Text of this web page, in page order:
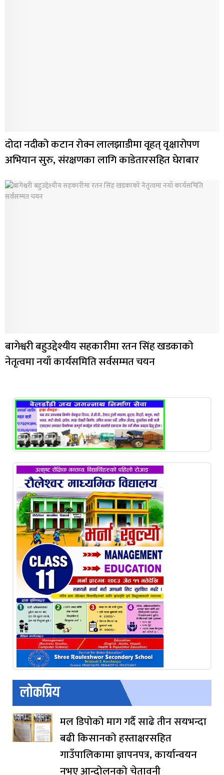
दोदा नदीको कटान रोक्न लालझाडीमा वृहत् वृक्षारोपण
अभियान सुरु, संरक्षणका लागि काडेतारसहित घेराबार
बागेश्वरी बहुउद्देश्यीय सहकारीमा रतन सिंह खडकाको
नेतृत्वमा नयाँ कार्यसमिति सर्वसम्मत चयन
लोकप्रिय
मल डिपोको माग गर्दै साढे तीन सयभन्दा
बढी किसानको हस्ताक्षरसहित
गाउँपालिकामा ज्ञापनपत्र, कार्यान्वयन
नभए आन्दोलनको चेतावनी